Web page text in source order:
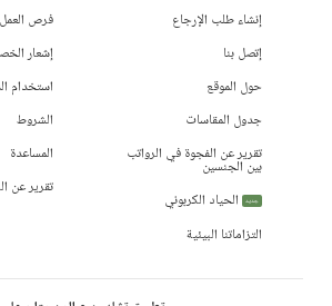
إنشاء طلب الإرجاع
إتصل بنا
حول الموقع
جدول المقاسات
تقرير عن الفجوة في الرواتب
بين الجنسين
جديد
الحياد الكربوني
التزاماتنا البيئية
فرص العمل
إشعار
استخدام
الشروط
المساعدة
تقرير عن